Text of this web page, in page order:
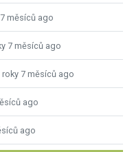
měsíců ago
7 měsíců ago
roky 7 měsíců ago
ago
ago